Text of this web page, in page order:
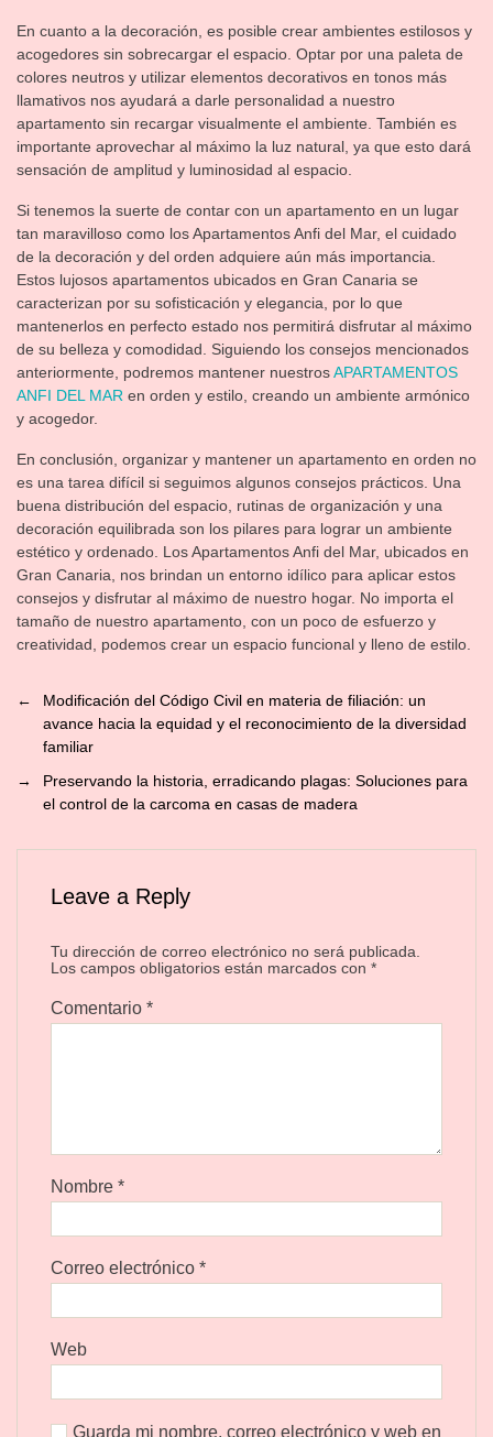
En cuanto a la decoración, es posible crear ambientes estilosos y
acogedores sin sobrecargar el espacio. Optar por una paleta de
colores neutros y utilizar elementos decorativos en tonos más
llamativos nos ayudará a darle personalidad a nuestro
apartamento sin recargar visualmente el ambiente. También es
importante aprovechar al máximo la luz natural, ya que esto dará
sensación de amplitud y luminosidad al espacio.
Si tenemos la suerte de contar con un apartamento en un lugar
tan maravilloso como los Apartamentos Anfi del Mar, el cuidado
de la decoración y del orden adquiere aún más importancia.
Estos lujosos apartamentos ubicados en Gran Canaria se
caracterizan por su sofisticación y elegancia, por lo que
mantenerlos en perfecto estado nos permitirá disfrutar al máximo
de su belleza y comodidad. Siguiendo los consejos mencionados
anteriormente, podremos mantener nuestrosAPARTAMENTOS
ANFI DEL MAR en orden y estilo, creando un ambiente armónico
y acogedor.
En conclusión, organizar y mantener un apartamento en orden no
es una tarea difícil si seguimos algunos consejos prácticos. Una
buena distribución del espacio, rutinas de organización y una
decoración equilibrada son los pilares para lograr un ambiente
estético y ordenado. Los Apartamentos Anfi del Mar, ubicados en
Gran Canaria, nos brindan un entorno idílico para aplicar estos
consejos y disfrutar al máximo de nuestro hogar. No importa el
tamaño de nuestro apartamento, con un poco de esfuerzo y
creatividad, podemos crear un espacio funcional y lleno de estilo.
←
Modificación del Código Civil en materia de filiación: un
avance hacia la equidad y el reconocimiento de la diversidad
familiar
→
Preservando la historia, erradicando plagas: Soluciones para
el control de la carcoma en casas de madera
Leave a Reply
Tu dirección de correo electrónico no será publicada.
Los campos obligatorios están marcados con *
Comentario *
Nombre *
Correo electrónico *
Web
Guarda mi nombre, correo electrónico y web en